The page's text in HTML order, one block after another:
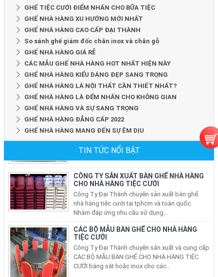
GHẾ TIỆC CƯỚI ĐIỂM NHẤN CHO BỮA TIỆC
GHẾ NHÀ HÀNG XU HƯỚNG MỚI NHẤT
GHẾ NHÀ HÀNG CAO CẤP ĐẠI THÀNH
So sánh ghế giám đốc chân inox và chân gỗ
GHẾ NHÀ HÀNG GIÁ RẺ
CÁC MẪU GHẾ NHÀ HÀNG HOT NHẤT HIỆN NÀY
GHẾ NHÀ HÀNG KIỂU DÁNG ĐẸP SANG TRỌNG
GHẾ NHÀ HÀNG LÀ NỘI THẤT CẦN THIẾT NHẤT?
GHẾ NHÀ HÀNG LÀ ĐỂM NHẤN CHO KHÔNG GIAN
GHẾ NHÀ HÀNG VÀ SỰ SANG TRỌNG
GHẾ NHÀ HÀNG ĐẲNG CẤP 2022
GHẾ NHÀ HÀNG MANG ĐẾN SỰ ÊM DỊU
TIN TỨC NỔI BẬT
CÔNG TY SẢN XUẤT BÀN GHẾ NHÀ HÀNG
CHO NHÀ HÀNG TIỆC CƯỚI
Công Ty Đại Thành chuyên sản xuất bàn ghế
nhà hàng tiệc cưới tại tphcm và toàn quốc.
Nhằm đáp ứng nhu cầu sử dụng...
CÁC BỘ MẪU BÀN GHẾ CHO NHÀ HÀNG
TIỆC CƯỚI
Công Ty Đại Thành chuyên sản xuất và cung cấp
CÁC BỘ MẪU BÀN GHẾ CHO NHÀ HÀNG TIỆC
CƯỚI bằng sắt hoặc inox cho các...